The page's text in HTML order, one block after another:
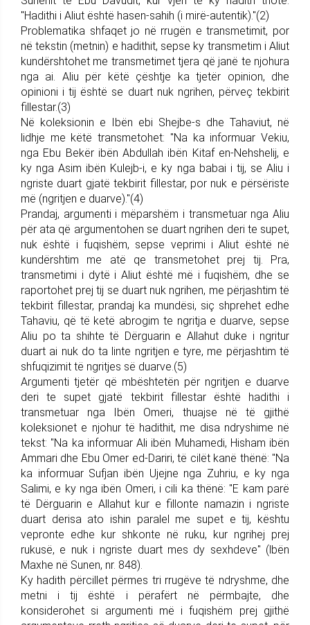
"Hadithi i Aliut është hasen-sahih (i mirë-autentik)."(2)
Problematika shfaqet jo në rrugën e transmetimit, por
në tekstin (metnin) e hadithit, sepse ky transmetim i Aliut
kundërshtohet me transmetimet tjera që janë te njohura
nga ai. Aliu për këtë çështje ka tjetër opinion, dhe
opinioni i tij është se duart nuk ngrihen, përveç tekbirit
fillestar.(3)
Në koleksionin e Ibën ebi Shejbe-s dhe Tahaviut, në
lidhje me këtë transmetohet: "Na ka informuar Vekiu,
nga Ebu Bekër ibën Abdullah ibën Kitaf en-Nehshelij, e
ky nga Asim ibën Kulejb-i, e ky nga babai i tij, se Aliu i
ngriste duart gjatë tekbirit fillestar, por nuk e përsëriste
më (ngritjen e duarve)."(4)
Prandaj, argumenti i mëparshëm i transmetuar nga Aliu
për ata që argumentohen se duart ngrihen deri te supet,
nuk është i fuqishëm, sepse veprimi i Aliut është në
kundërshtim me atë qe transmetohet prej tij. Pra,
transmetimi i dytë i Aliut është më i fuqishëm, dhe se
raportohet prej tij se duart nuk ngrihen, me përjashtim të
tekbirit fillestar, prandaj ka mundësi, siç shprehet edhe
Tahaviu, që të ketë abrogim te ngritja e duarve, sepse
Aliu po ta shihte të Dërguarin e Allahut duke i ngritur
duart ai nuk do ta linte ngritjen e tyre, me përjashtim të
shfuqizimit të ngritjes së duarve.(5)
Argumenti tjetër që mbështetën për ngritjen e duarve
deri te supet gjatë tekbirit fillestar është hadithi i
transmetuar nga Ibën Omeri, thuajse në të gjithë
koleksionet e njohur të hadithit, me disa ndryshime në
tekst: "Na ka informuar Ali ibën Muhamedi, Hisham ibën
Ammari dhe Ebu Omer ed-Dariri, të cilët kanë thënë: "Na
ka informuar Sufjan ibën Ujejne nga Zuhriu, e ky nga
Salimi, e ky nga ibën Omeri, i cili ka thënë: "E kam parë
të Dërguarin e Allahut kur e fillonte namazin i ngriste
duart derisa ato ishin paralel me supet e tij, kështu
vepronte edhe kur shkonte në ruku, kur ngrihej prej
rukusë, e nuk i ngriste duart mes dy sexhdeve" (lbën
Maxhe në Sunen, nr. 848).
Ky hadith përcillet përmes tri rrugëve të ndryshme, dhe
metni i tij është i përafërt në përmbajte, dhe
konsiderohet si argumenti më i fuqishëm prej gjithë